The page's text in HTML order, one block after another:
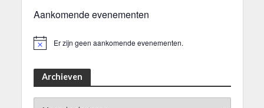
Aankomende evenementen
Er zijn geen aankomende evenementen.
Archieven